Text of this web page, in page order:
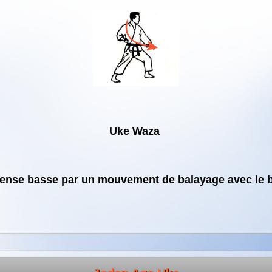
Uke Waza
basse par un mouvement de balayage avec le